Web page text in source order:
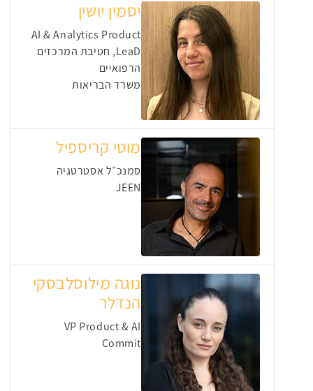
יסמין יושין
⁠AI & Analytics Product
LeaD, חטיבת המרכזים
הרפואיים
משרד הבריאות
מוטי קריספיל
סמנכ״ל אסטרטגיה
JEEN
נוגה מילוסלבסקי
הנדלר
VP Product & AI
Commit